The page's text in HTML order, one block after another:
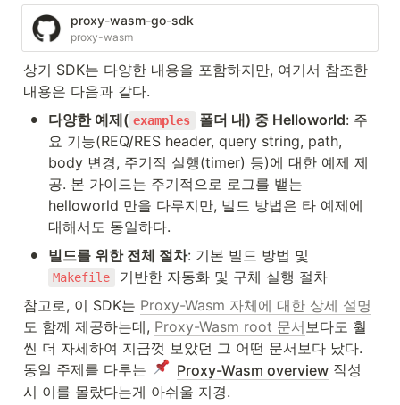
proxy-wasm-go-sdk
proxy-wasm
상기 SDK는 다양한 내용을 포함하지만, 여기서 참조한
내용은 다음과 같다.
• 다양한 예제( examples 폴더 내) 중 Helloworld: 주
요 기능(REQ/RES header, query string, path,
body 변경, 주기적 실행(timer) 등)에 대한 예제 제
공. 본 가이드는 주기적으로 로그를 뱉는
helloworld 만을 다루지만, 빌드 방법은 타 예제에
대해서도 동일하다.
• 빌드를 위한 전체 절차
Makefile
기반한 자동화 및 구체 실행 절차
참고로, 이 SDK는 Proxy-Wasm 자체에 대한 상세 설명
도 함께 제공하는데, Proxy-Wasm root 문서보다도 훨
씬 더 자세하여 지금껏 보았던 그 어떤 문서보다 났다.
동일 주제를 다루는
Proxy-Wasm overview 작성
시 이를 몰랐다는게 아쉬울 지경.